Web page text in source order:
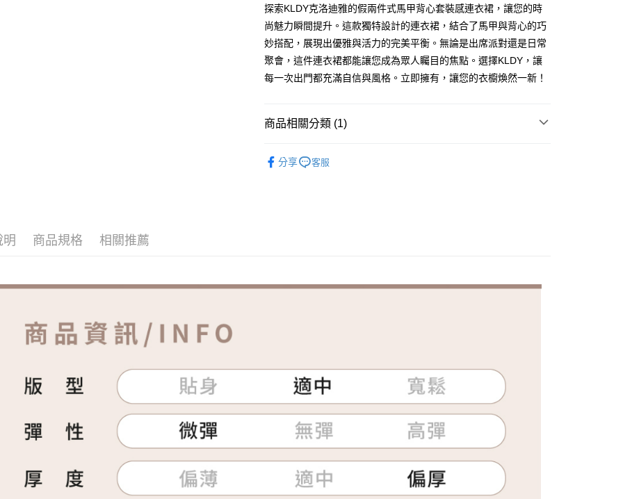
免運費
7-11取貨付款
免運費
付款後7-11取貨
宅配
探索KLDY克洛迪雅的假兩件式馬甲背心套裝感連衣裙，讓您的時
尚魅力瞬間提升。這款獨特設計的連衣裙，結合了馬甲與背心的巧
妙搭配，展現出優雅與活力的完美平衡。無論是出席派對還是日常
聚會，這件連衣裙都能讓您成為眾人矚目的焦點。選擇KLDY，讓
每一次出門都充滿自信與風格。立即擁有，讓您的衣櫥煥然一新！
商品相關分類 (1)
分享
客服
明 商品規格 相關推薦